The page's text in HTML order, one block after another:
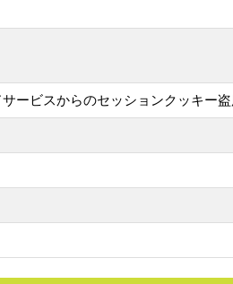
ービスからのセッションクッキー盗